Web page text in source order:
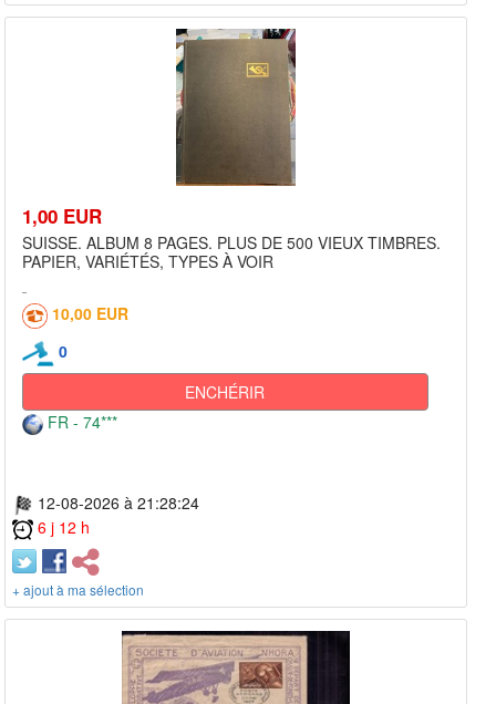
1,00 EUR
SUISSE. ALBUM 8 PAGES. PLUS DE 500 VIEUX TIMBRES.
PAPIER, VARIÉTÉS, TYPES À VOIR
10,00 EUR
0
ENCHÉRIR
FR - 74***
12-08-2026 à 21:28:24
6 j 12 h
+ ajout à ma sélection